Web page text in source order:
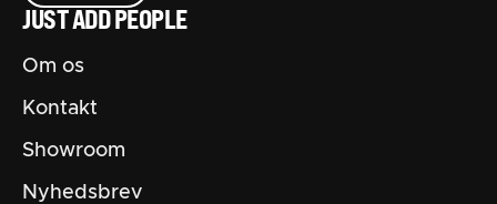
JUST ADD PEOPLE
Om os
Kontakt
Showroom
Nyhedsbrev